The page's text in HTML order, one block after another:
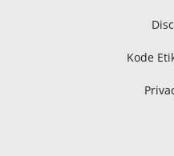
Kode